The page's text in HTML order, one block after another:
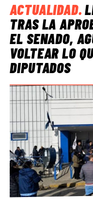
ACTUALIDAD.
TRAS LA
EL SENADO,
VOLTEAR LO
DIPUTADOS